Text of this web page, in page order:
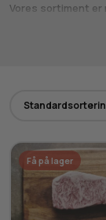
Vores sortiment
uforglemmelig
Få på lager